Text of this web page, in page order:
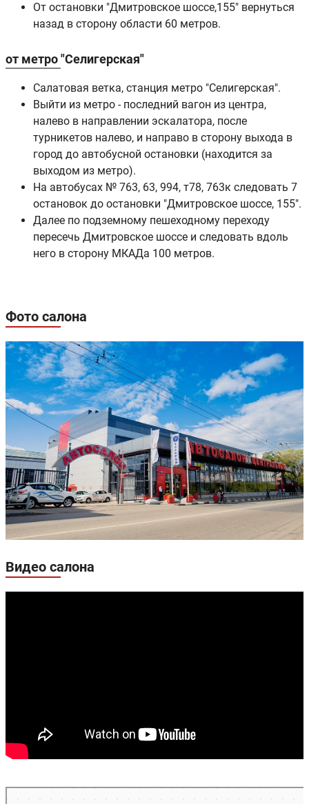
От остановки "Дмитровское шоссе,155" вернуться
назад в сторону области 60 метров.
от метро "Селигерская"
Салатовая ветка, станция метро "Селигерская".
Выйти из метро - последний вагон из центра,
налево в направлении эскалатора, после
турникетов налево, и направо в сторону выхода в
город до автобусной остановки (находится за
выходом из метро).
На автобусах № 763, 63, 994, т78, 763к следовать 7
остановок до остановки "Дмитровское шоссе, 155".
Далее по подземному пешеходному переходу
пересечь Дмитровское шоссе и следовать вдоль
него в сторону МКАДа 100 метров.
Фото салона
Видео салона